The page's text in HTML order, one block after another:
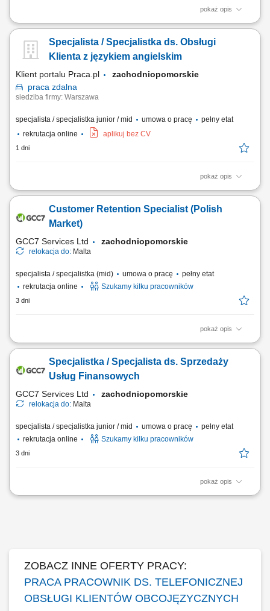
pokaż opis
What we do We are dedicated to helping the world's leading companies
digital. Cognizant Poland offices are located in Gdańsk, Wrocław, and
Kraków. With the capacity to support various clients, we offer a world of...
Specjalista / Specjalistka ds. Obsługi
Klienta z językiem angielskim
Klient portalu Praca.pl
zachodniopomorskie
praca zdalna
siedziba firmy: Warszawa
specjalista / specjalistka junior / mid umowa o pracę
pełny etat
rekrutacja online
aplikuj bez CV
1 dni
pokaż opis
zapewnianie profesjonalnej obsługi klienta w języku angielskim
użytkowników; odpowiadanie na pytania klientów i pomoc w
rozwiązywaniu bieżących problemów; diagnozowanie podstawowych
Customer Retention Specialist (Polish
Market)
GCC7 Services Ltd zachodniopomorskie
relokacja do: Malta
specjalista / specjalistka (mid) umowa o pracę
pełny etat
rekrutacja online
Szukamy kilku pracowników
3 dni
pokaż opis
Twoje zadania: Prowadzenie rozmów telefonicznych z klientami
edukacją finansową. Budowanie trwałych relacji z klientami i rozwijanie
współpracy z partnerami biznesowymi. Realizacja planów
Specjalistka / Specjalista ds. Sprzedaży
Usług Finansowych
GCC7 Services Ltd zachodniopomorskie
relokacja do: Malta
specjalista / specjalistka junior / mid umowa o pracę
pełny etat
rekrutacja online
Szukamy kilku pracowników
3 dni
pokaż opis
Zakres obowiązków: Telefoniczny kontakt z klientami zainteresowanymi
ZOBACZ INNE OFERTY PRACY:
PRACA PRACOWNIK DS. TELEFONICZNEJ
OBSŁUGI KLIENTÓW OBCOJĘZYCZNYCH